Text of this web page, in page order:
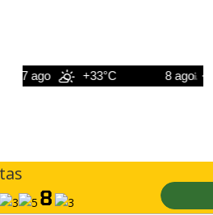
7 ago +33°C 8 ago